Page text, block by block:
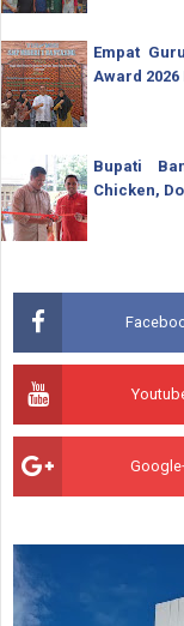
Empat
Award
Bupati
Chicken,